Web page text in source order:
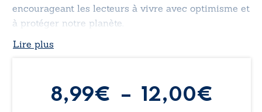
encourageant les lecteurs à vivre avec optimisme et
à protéger notre planète.
Lire plus
8,99€ – 12,00€